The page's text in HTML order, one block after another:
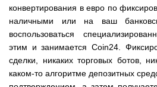
конвертирования в евро по
наличными или на ваш
воспользоваться
этим и занимается Coin24.
сделки, никаких торговых ботов,
каком-то алгоритме депозитных